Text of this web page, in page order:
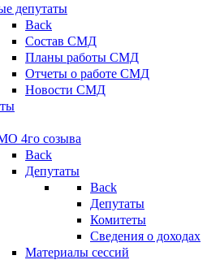
депутаты
Back
Состав СМД
Планы работы СМД
Отчеты о работе СМД
Новости СМД
4го созыва
Back
Депутаты
Back
Депутаты
Комитеты
Сведения о доходах
Материалы сессий